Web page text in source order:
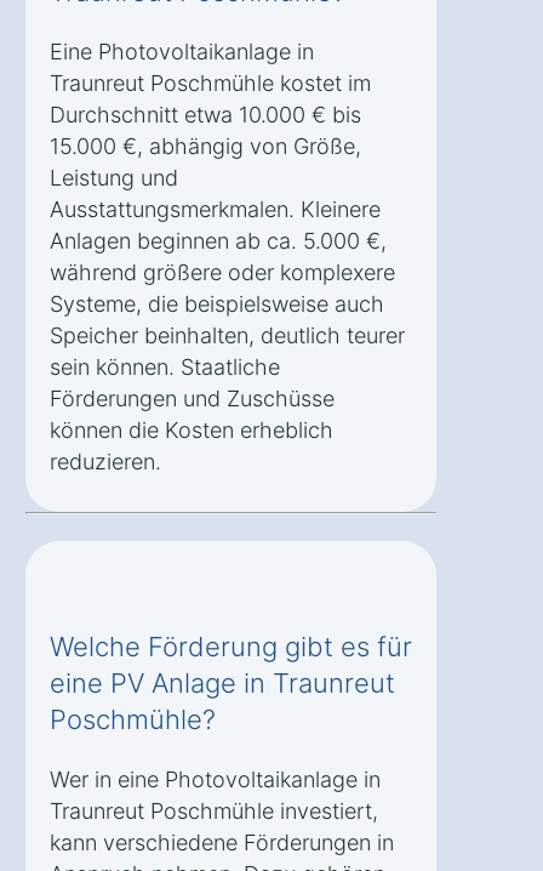
Eine Photovoltaikanlage in
Traunreut Poschmühle kostet im
Durchschnitt etwa 10.000 € bis
15.000 €, abhängig von Größe,
Leistung und
Ausstattungsmerkmalen. Kleinere
Anlagen beginnen ab ca. 5.000 €,
während größere oder komplexere
Systeme, die beispielsweise auch
Speicher beinhalten, deutlich teurer
sein können. Staatliche
Förderungen und Zuschüsse
können die Kosten erheblich
reduzieren.
Welche Förderung gibt es für
eine PV Anlage in Traunreut
Poschmühle?
Wer in eine Photovoltaikanlage in
Traunreut Poschmühle investiert,
kann verschiedene Förderungen in